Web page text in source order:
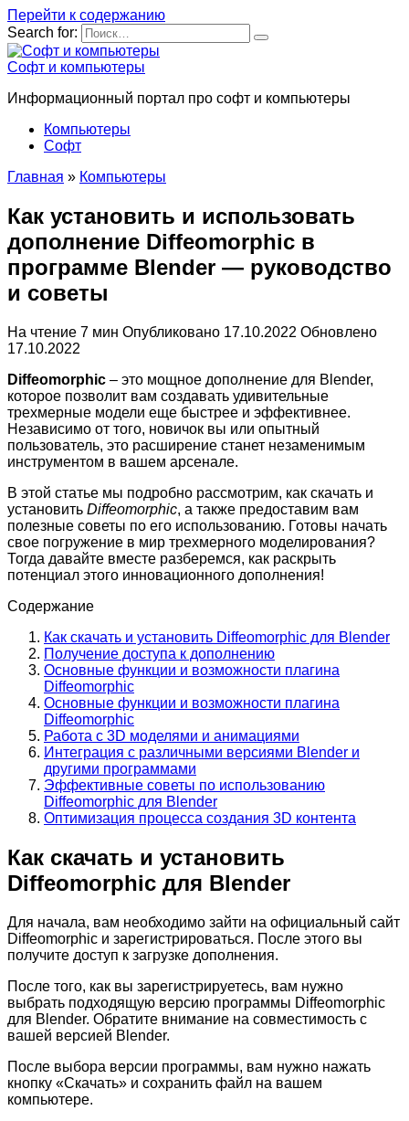
Перейти к содержанию
Search for:
Софт и компьютеры
Информационный портал про софт и компьютеры
Компьютеры
Софт
Главная » Компьютеры
Как установить и использовать
дополнение Diffeomorphic в
программе Blender — руководство
и советы
На чтение 7 мин Опубликовано 17.10.2022 Обновлено
17.10.2022
Diffeomorphic – это мощное дополнение для Blender,
которое позволит вам создавать удивительные
трехмерные модели еще быстрее и эффективнее.
Независимо от того, новичок вы или опытный
пользователь, это расширение станет незаменимым
инструментом в вашем арсенале.
В этой статье мы подробно рассмотрим, как скачать и
установить Diffeomorphic, а также предоставим вам
полезные советы по его использованию. Готовы начать
свое погружение в мир трехмерного моделирования?
Тогда давайте вместе разберемся, как раскрыть
потенциал этого инновационного дополнения!
Содержание
Как скачать и установить Diffeomorphic для Blender
Получение доступа к дополнению
Основные функции и возможности плагина
Diffeomorphic
Основные функции и возможности плагина
Diffeomorphic
Работа с 3D моделями и анимациями
Интеграция с различными версиями Blender и
другими программами
Эффективные советы по использованию
Diffeomorphic для Blender
Оптимизация процесса создания 3D контента
Как скачать и установить
Diffeomorphic для Blender
Для начала, вам необходимо зайти на официальный сайт
Diffeomorphic и зарегистрироваться. После этого вы
получите доступ к загрузке дополнения.
После того, как вы зарегистрируетесь, вам нужно
выбрать подходящую версию программы Diffeomorphic
для Blender. Обратите внимание на совместимость с
вашей версией Blender.
После выбора версии программы, вам нужно нажать
кнопку «Скачать» и сохранить файл на вашем
компьютере.